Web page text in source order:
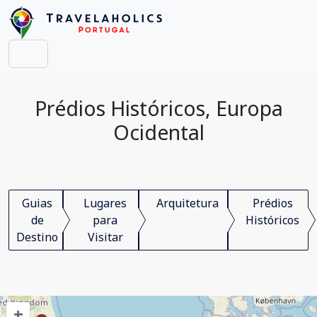
Prédios Históricos, Europa
Ocidental
Guias
de
Destino
Lugares
para
Visitar
Arquitetura
Prédios
Históricos